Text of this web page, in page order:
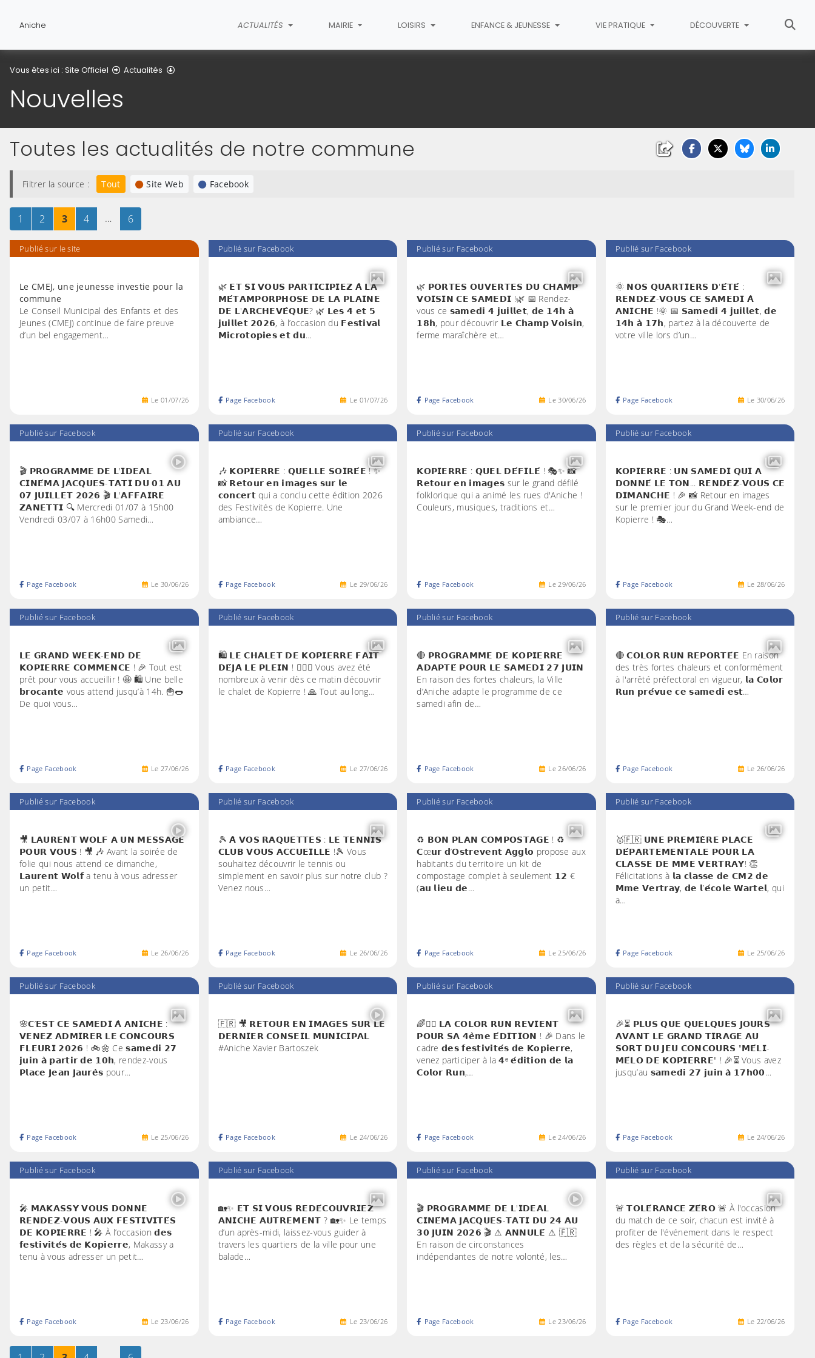
Aniche ACTUALITÉS MAIRIE LOISIRS ENFANCE & JEUNESSE VIE PRATIQUE DÉCOUVERTE
Vous êtes ici : Site Officiel Actualités
Nouvelles
Toutes les actualités de notre commune
Filtrer la source : Tout Site Web Facebook
Page
1 sur 6Page
2 sur 6Page
3sur 6Page
4sur 6
… Page
6sur 6
Publié sur le site
Le CMEJ, une jeunesse investie pour la
commune
Le Conseil Municipal des Enfants et des
Jeunes (CMEJ) continue de faire preuve
d’un bel engagement…
Le01 /07/26
Publié sur Facebook
🌿 𝗘𝗧 𝗦𝗜 𝗩𝗢𝗨𝗦 𝗣𝗔𝗥𝗧𝗜𝗖𝗜𝗣𝗜𝗘𝗭 𝗔̀ 𝗟𝗔
𝗠𝗘́𝗧𝗔𝗠𝗣𝗢𝗥𝗣𝗛𝗢𝗦𝗘 𝗗𝗘 𝗟𝗔 𝗣𝗟𝗔𝗜𝗡𝗘
𝗗𝗘 𝗟'𝗔𝗥𝗖𝗛𝗘𝗩𝗘̂𝗤𝗨𝗘? 🌿 𝗟𝗲𝘀 𝟰 𝗲𝘁 𝟱
𝗷𝘂𝗶𝗹𝗹𝗲𝘁 𝟮𝟬𝟮𝟲, à l’occasion du 𝗙𝗲𝘀𝘁𝗶𝘃𝗮𝗹
𝗠𝗶𝗰𝗿𝗼𝘁𝗼𝗽𝗶𝗲𝘀 𝗲𝘁 𝗱𝘂…
Le 01/07/26
Page Facebook
Publié sur Facebook
🌿 𝗣𝗢𝗥𝗧𝗘𝗦 𝗢𝗨𝗩𝗘𝗥𝗧𝗘𝗦 𝗗𝗨 𝗖𝗛𝗔𝗠𝗣
𝗩𝗢𝗜𝗦𝗜𝗡 𝗖𝗘 𝗦𝗔𝗠𝗘𝗗𝗜 !🌿 📅 Rendez-
vous ce 𝘀𝗮𝗺𝗲𝗱𝗶 𝟰 𝗷𝘂𝗶𝗹𝗹𝗲𝘁, 𝗱𝗲 𝟭𝟰𝗵 𝗮̀
𝟭𝟴𝗵, pour découvrir 𝗟𝗲 𝗖𝗵𝗮𝗺𝗽 𝗩𝗼𝗶𝘀𝗶𝗻,
ferme maraîchère et…
Le30/06/26
Page Facebook
Publié sur Facebook
🌞 𝗡𝗢𝗦 𝗤𝗨𝗔𝗥𝗧𝗜𝗘𝗥𝗦 𝗗'𝗘́𝗧𝗘́ :
𝗥𝗘𝗡𝗗𝗘𝗭-𝗩𝗢𝗨𝗦 𝗖𝗘 𝗦𝗔𝗠𝗘𝗗𝗜 𝗔̀
𝗔𝗡𝗜𝗖𝗛𝗘 !🌞 📅 𝗦𝗮𝗺𝗲𝗱𝗶 𝟰 𝗷𝘂𝗶𝗹𝗹𝗲𝘁, 𝗱𝗲
𝟭𝟰𝗵 𝗮̀ 𝟭𝟳𝗵, partez à la découverte de
votre ville lors d’un…
Le 30/06/26
Page Facebook
Publié sur Facebook
🎬 𝗣𝗥𝗢𝗚𝗥𝗔𝗠𝗠𝗘 𝗗𝗘 𝗟'𝗜𝗗𝗘𝗔𝗟
𝗖𝗜𝗡𝗘́𝗠𝗔 𝗝𝗔𝗖𝗤𝗨𝗘𝗦-𝗧𝗔𝗧𝗜 𝗗𝗨 𝟬𝟭 𝗔𝗨
𝟬𝟳 𝗝𝗨𝗜𝗟𝗟𝗘𝗧 𝟮𝟬𝟮𝟲 🎬 𝗟'𝗔𝗙𝗙𝗔𝗜𝗥𝗘
𝗭𝗔𝗡𝗘𝗧𝗧𝗜 🔍 Mercredi 01/07 à 15h00
Vendredi 03/07 à 16h00 Samedi…
Le30/06/26
Page Facebook
Publié sur Facebook
🎶 𝗞𝗢𝗣𝗜𝗘𝗥𝗥𝗘 : 𝗤𝗨𝗘𝗟𝗟𝗘 𝗦𝗢𝗜𝗥𝗘́𝗘 ! ✨
📸 𝗥𝗲𝘁𝗼𝘂𝗿 𝗲𝗻 𝗶𝗺𝗮𝗴𝗲𝘀 𝘀𝘂𝗿 𝗹𝗲
𝗰𝗼𝗻𝗰𝗲𝗿𝘁 qui a conclu cette édition 2026
des Festivités de Kopierre. Une
ambiance…
Le 29/06/26
Page Facebook
Publié sur Facebook
𝗞𝗢𝗣𝗜𝗘𝗥𝗥𝗘 : 𝗤𝗨𝗘𝗟 𝗗𝗘́𝗙𝗜𝗟𝗘́ ! 🎭✨ 📸
𝗥𝗲𝘁𝗼𝘂𝗿 𝗲𝗻 𝗶𝗺𝗮𝗴𝗲𝘀 sur le grand défilé
folklorique qui a animé les rues d'Aniche !
Couleurs, musiques, traditions et…
Le29/06/26
Page Facebook
Publié sur Facebook
𝗞𝗢𝗣𝗜𝗘𝗥𝗥𝗘 : 𝗨𝗡 𝗦𝗔𝗠𝗘𝗗𝗜 𝗤𝗨𝗜 𝗔
𝗗𝗢𝗡𝗡𝗘́ 𝗟𝗘 𝗧𝗢𝗡... 𝗥𝗘𝗡𝗗𝗘𝗭-𝗩𝗢𝗨𝗦 𝗖𝗘
𝗗𝗜𝗠𝗔𝗡𝗖𝗛𝗘 ! 🎉 📸 Retour en images
sur le premier jour du Grand Week-end de
Kopierre ! 🎭…
Le 28/06/26
Page Facebook
Publié sur Facebook
𝗟𝗘 𝗚𝗥𝗔𝗡𝗗 𝗪𝗘𝗘𝗞-𝗘𝗡𝗗 𝗗𝗘
𝗞𝗢𝗣𝗜𝗘𝗥𝗥𝗘 𝗖𝗢𝗠𝗠𝗘𝗡𝗖𝗘 ! 🎉 Tout est
prêt pour vous accueillir ! 🤩 🛍️ Une belle
𝗯𝗿𝗼𝗰𝗮𝗻𝘁𝗲 vous attend jusqu’à 14h. 🍟🌭
De quoi vous…
Le27/06/26
Page Facebook
Publié sur Facebook
🛍️ 𝗟𝗘 𝗖𝗛𝗔𝗟𝗘𝗧 𝗗𝗘 𝗞𝗢𝗣𝗜𝗘𝗥𝗥𝗘 𝗙𝗔𝗜𝗧
𝗗𝗘́𝗝𝗔̀ 𝗟𝗘 𝗣𝗟𝗘𝗜𝗡 ! 💂🏻‍♂️ Vous avez été
nombreux à venir dès ce matin découvrir
le chalet de Kopierre ! 🙏 Tout au long…
Le 27/06/26
Page Facebook
Publié sur Facebook
🔴 𝗣𝗥𝗢𝗚𝗥𝗔𝗠𝗠𝗘 𝗗𝗘 𝗞𝗢𝗣𝗜𝗘𝗥𝗥𝗘
𝗔𝗗𝗔𝗣𝗧𝗘́ 𝗣𝗢𝗨𝗥 𝗟𝗘 𝗦𝗔𝗠𝗘𝗗𝗜 𝟮𝟳 𝗝𝗨𝗜𝗡
En raison des fortes chaleurs, la Ville
d’Aniche adapte le programme de ce
samedi afin de…
Le26/06/26
Page Facebook
Publié sur Facebook
🔴 𝗖𝗢𝗟𝗢𝗥 𝗥𝗨𝗡 𝗥𝗘𝗣𝗢𝗥𝗧𝗘́𝗘 En raison
des très fortes chaleurs et conformément
à l'arrêté préfectoral en vigueur, 𝗹𝗮 𝗖𝗼𝗹𝗼𝗿
𝗥𝘂𝗻 𝗽𝗿𝗲́𝘃𝘂𝗲 𝗰𝗲 𝘀𝗮𝗺𝗲𝗱𝗶 𝗲𝘀𝘁…
Le 26/06/26
Page Facebook
Publié sur Facebook
🎥 𝗟𝗔𝗨𝗥𝗘𝗡𝗧 𝗪𝗢𝗟𝗙 𝗔 𝗨𝗡 𝗠𝗘𝗦𝗦𝗔𝗚𝗘
𝗣𝗢𝗨𝗥 𝗩𝗢𝗨𝗦 ! 🎥 🎶 Avant la soirée de
folie qui nous attend ce dimanche,
𝗟𝗮𝘂𝗿𝗲𝗻𝘁 𝗪𝗼𝗹𝗳 a tenu à vous adresser
un petit…
Le26/06/26
Page Facebook
Publié sur Facebook
🎾 𝗔̀ 𝗩𝗢𝗦 𝗥𝗔𝗤𝗨𝗘𝗧𝗧𝗘𝗦 : 𝗟𝗘 𝗧𝗘𝗡𝗡𝗜𝗦
𝗖𝗟𝗨𝗕 𝗩𝗢𝗨𝗦 𝗔𝗖𝗖𝗨𝗘𝗜𝗟𝗟𝗘 !🎾 Vous
souhaitez découvrir le tennis ou
simplement en savoir plus sur notre club ?
Venez nous…
Le 26/06/26
Page Facebook
Publié sur Facebook
♻️ 𝗕𝗢𝗡 𝗣𝗟𝗔𝗡 𝗖𝗢𝗠𝗣𝗢𝗦𝗧𝗔𝗚𝗘 ! ♻️
𝗖œ𝘂𝗿 𝗱’𝗢𝘀𝘁𝗿𝗲𝘃𝗲𝗻𝘁 𝗔𝗴𝗴𝗹𝗼 propose aux
habitants du territoire un kit de
compostage complet à seulement 𝟭𝟮 €
(𝗮𝘂 𝗹𝗶𝗲𝘂 𝗱𝗲…
Le25/06/26
Page Facebook
Publié sur Facebook
🥇🇫🇷 𝗨𝗡𝗘 𝗣𝗥𝗘𝗠𝗜𝗘̀𝗥𝗘 𝗣𝗟𝗔𝗖𝗘
𝗗𝗘́𝗣𝗔𝗥𝗧𝗘𝗠𝗘𝗡𝗧𝗔𝗟𝗘 𝗣𝗢𝗨𝗥 𝗟𝗔
𝗖𝗟𝗔𝗦𝗦𝗘 𝗗𝗘 𝗠𝗠𝗘 𝗩𝗘𝗥𝗧𝗥𝗔𝗬! 👏
Félicitations à 𝗹𝗮 𝗰𝗹𝗮𝘀𝘀𝗲 𝗱𝗲 𝗖𝗠𝟮 𝗱𝗲
𝗠𝗺𝗲 𝗩𝗲𝗿𝘁𝗿𝗮𝘆, 𝗱𝗲 𝗹’𝗲́𝗰𝗼𝗹𝗲 𝗪𝗮𝗿𝘁𝗲𝗹, qui
a…
Le 25/06/26
Page Facebook
Publié sur Facebook
🌸𝗖’𝗘𝗦𝗧 𝗖𝗘 𝗦𝗔𝗠𝗘𝗗𝗜 𝗔̀ 𝗔𝗡𝗜𝗖𝗛𝗘 :
𝗩𝗘𝗡𝗘𝗭 𝗔𝗗𝗠𝗜𝗥𝗘𝗥 𝗟𝗘 𝗖𝗢𝗡𝗖𝗢𝗨𝗥𝗦
𝗙𝗟𝗘𝗨𝗥𝗜 𝟮𝟬𝟮𝟲 ! 🚲🌼 Ce 𝘀𝗮𝗺𝗲𝗱𝗶 𝟮𝟳
𝗷𝘂𝗶𝗻 𝗮̀ 𝗽𝗮𝗿𝘁𝗶𝗿 𝗱𝗲 𝟭𝟬𝗵, rendez-vous
𝗣𝗹𝗮𝗰𝗲 𝗝𝗲𝗮𝗻 𝗝𝗮𝘂𝗿𝗲̀𝘀 pour…
Le25/06/26
Page Facebook
Publié sur Facebook
🇫🇷 🎥 𝗥𝗘𝗧𝗢𝗨𝗥 𝗘𝗡 𝗜𝗠𝗔𝗚𝗘𝗦 𝗦𝗨𝗥 𝗟𝗘
𝗗𝗘𝗥𝗡𝗜𝗘𝗥 𝗖𝗢𝗡𝗦𝗘𝗜𝗟 𝗠𝗨𝗡𝗜𝗖𝗜𝗣𝗔𝗟
#Aniche Xavier Bartoszek
Le 24/06/26
Page Facebook
Publié sur Facebook
🌈🏃‍♂️ 𝗟𝗔 𝗖𝗢𝗟𝗢𝗥 𝗥𝗨𝗡 𝗥𝗘𝗩𝗜𝗘𝗡𝗧
𝗣𝗢𝗨𝗥 𝗦𝗔 𝟰𝗲̀𝗺𝗲 𝗘́𝗗𝗜𝗧𝗜𝗢𝗡 ! 🎉 Dans le
cadre 𝗱𝗲𝘀 𝗳𝗲𝘀𝘁𝗶𝘃𝗶𝘁𝗲́𝘀 𝗱𝗲 𝗞𝗼𝗽𝗶𝗲𝗿𝗿𝗲,
venez participer à la 𝟰ᵉ 𝗲́𝗱𝗶𝘁𝗶𝗼𝗻 𝗱𝗲 𝗹𝗮
𝗖𝗼𝗹𝗼𝗿 𝗥𝘂𝗻,…
Le24/06/26
Page Facebook
Publié sur Facebook
🎉⏳ 𝗣𝗟𝗨𝗦 𝗤𝗨𝗘 𝗤𝗨𝗘𝗟𝗤𝗨𝗘𝗦 𝗝𝗢𝗨𝗥𝗦
𝗔𝗩𝗔𝗡𝗧 𝗟𝗘 𝗚𝗥𝗔𝗡𝗗 𝗧𝗜𝗥𝗔𝗚𝗘 𝗔𝗨
𝗦𝗢𝗥𝗧 𝗗𝗨 𝗝𝗘𝗨 𝗖𝗢𝗡𝗖𝗢𝗨𝗥𝗦 "𝗠𝗘́𝗟𝗜-
𝗠𝗘́𝗟𝗢 𝗗𝗘 𝗞𝗢𝗣𝗜𝗘𝗥𝗥𝗘" ! 🎉⏳ Vous avez
jusqu’au 𝘀𝗮𝗺𝗲𝗱𝗶 𝟮𝟳 𝗷𝘂𝗶𝗻 𝗮̀ 𝟭𝟳𝗵𝟬𝟬…
Le 24/06/26
Page Facebook
Publié sur Facebook
🎤 𝗠𝗔𝗞𝗔𝗦𝗦𝗬 𝗩𝗢𝗨𝗦 𝗗𝗢𝗡𝗡𝗘
𝗥𝗘𝗡𝗗𝗘𝗭-𝗩𝗢𝗨𝗦 𝗔𝗨𝗫 𝗙𝗘𝗦𝗧𝗜𝗩𝗜𝗧𝗘́𝗦
𝗗𝗘 𝗞𝗢𝗣𝗜𝗘𝗥𝗥𝗘 ! 🎤 À l’occasion 𝗱𝗲𝘀
𝗳𝗲𝘀𝘁𝗶𝘃𝗶𝘁𝗲́𝘀 𝗱𝗲 𝗞𝗼𝗽𝗶𝗲𝗿𝗿𝗲, Makassy a
tenu à vous adresser un petit…
Le23/06/26
Page Facebook
Publié sur Facebook
🏡✨ 𝗘𝗧 𝗦𝗜 𝗩𝗢𝗨𝗦 𝗥𝗘𝗗𝗘́𝗖𝗢𝗨𝗩𝗥𝗜𝗘𝗭
𝗔𝗡𝗜𝗖𝗛𝗘 𝗔𝗨𝗧𝗥𝗘𝗠𝗘𝗡𝗧 ? 🏡✨ Le temps
d’un après-midi, laissez-vous guider à
travers les quartiers de la ville pour une
balade…
Le 23/06/26
Page Facebook
Publié sur Facebook
🎬 𝗣𝗥𝗢𝗚𝗥𝗔𝗠𝗠𝗘 𝗗𝗘 𝗟'𝗜𝗗𝗘𝗔𝗟
𝗖𝗜𝗡𝗘́𝗠𝗔 𝗝𝗔𝗖𝗤𝗨𝗘𝗦-𝗧𝗔𝗧𝗜 𝗗𝗨 𝟮𝟰 𝗔𝗨
𝟯𝟬 𝗝𝗨𝗜𝗡 𝟮𝟬𝟮𝟲 🎬 ⚠ 𝗔𝗡𝗡𝗨𝗟𝗘́ ⚠ 🇫🇷
En raison de circonstances
indépendantes de notre volonté, les…
Le23/06/26
Page Facebook
Publié sur Facebook
🚨 𝗧𝗢𝗟𝗘́𝗥𝗔𝗡𝗖𝗘 𝗭𝗘́𝗥𝗢 🚨 À l'occasion
du match de ce soir, chacun est invité à
profiter de l'événement dans le respect
des règles et de la sécurité de…
Le 22/06/26
Page Facebook